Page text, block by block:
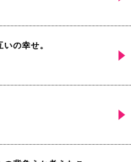
の幸せ。